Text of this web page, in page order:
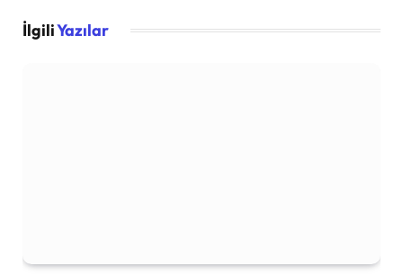
İlgiliYazılar